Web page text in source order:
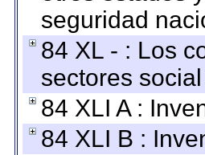
seguridad
84 XL - : Los
sectores
84 XLI A :
84 XLI B :